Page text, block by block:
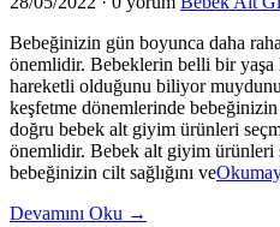
Bebeğinizin gün boyunca daha
önemlidir. Bebeklerin belli bir yaşa
hareketli olduğunu biliyor
keşfetme dönemlerinde
doğru bebek alt giyim ürünleri
önemlidir. Bebek alt giyim ürünleri
bebeğinizin cilt sağlığını ve
Devamını Oku →